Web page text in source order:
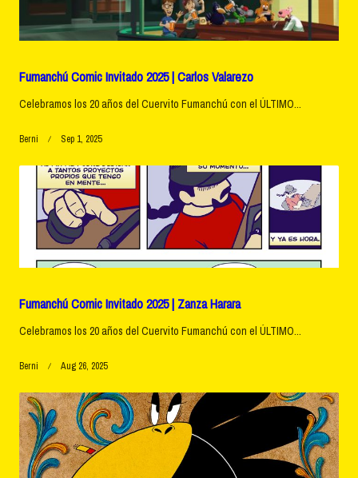
Fumanchú Comic Invitado 2025 | Carlos Valarezo
Celebramos los 20 años del Cuervito Fumanchú con el ÚLTIMO...
Berni Sep 1, 2025
Fumanchú Comic Invitado 2025 | Zanza Harara
Celebramos los 20 años del Cuervito Fumanchú con el ÚLTIMO...
Berni Aug 26, 2025